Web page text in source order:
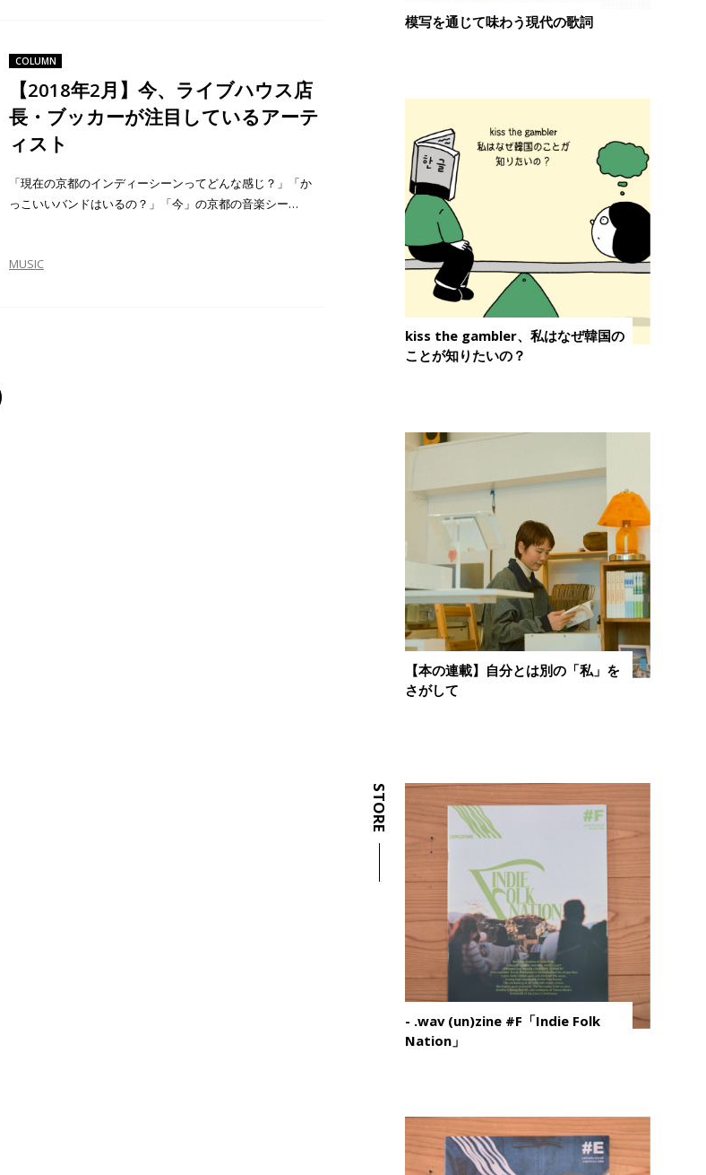
COLUMN
【2018年2月】今、ライブハウス店
長・ブッカーが注目しているアーテ
ィスト
「現在の京都のインディーシーンってどんな感じ？」「か
っこいいバンドはいるの？」「今」の京都の音楽シー…
MUSIC
模写を通じて味わう現代の歌詞
kiss the gambler、私はなぜ韓国の
ことが知りたいの？
【本の連載】自分とは別の「私」を
さがして
STORE
- .wav (un)zine #F「Indie Folk
Nation」